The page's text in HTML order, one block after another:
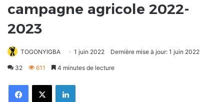
campagne agricole 2022-
2023
TOGONYIGBA 1 juin 2022 Dernière mise à jour: 1 juin 2022
32 611 4 minutes de lecture
FacebookX Linkedin